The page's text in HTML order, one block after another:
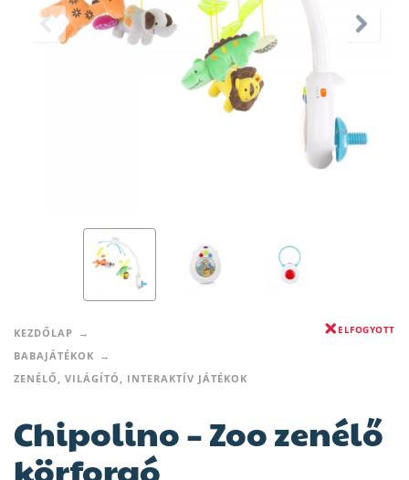
KEZDŐLAP
BABAJÁTÉKOK
ZENÉLŐ, VILÁGÍTÓ, INTERAKTÍV JÁTÉKOK
ELFOGYOTT
Chipolino – Zoo zenélő
körforgó